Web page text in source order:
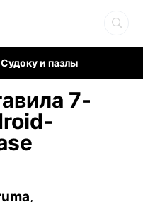
Судоку и пазлы
7-
,